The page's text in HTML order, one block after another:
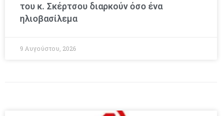
του κ. Σκέρτσου διαρκούν όσο ένα
ηλιοβασίλεμα
9 Αυγούστου, 2026